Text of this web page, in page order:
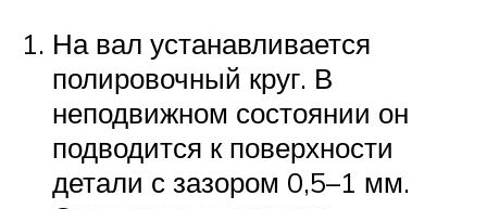
На вал устанавливается
полировочный круг. В
неподвижном состоянии он
подводится к поверхности
детали с зазором 0,5–1 мм.